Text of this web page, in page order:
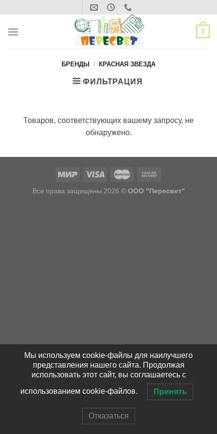
content
0
БРЕНДЫ / КРАСНАЯ ЗВЕЗДА
ФИЛЬТРАЦИЯ
Товаров, соответствующих вашему запросу, не
обнаружено.
Все права защищены 2026 © ООО "Пересвет"
Мы используем cookie-файлы для наилучшего
представления нашего сайта. Продолжая
использовать этот сайт, вы соглашаетесь с
использованием cookie-файлов. Принять
Отказаться